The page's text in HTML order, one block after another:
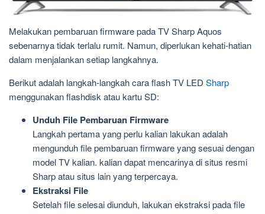
Melakukan pembaruan firmware pada TV Sharp Aquos
sebenarnya tidak terlalu rumit. Namun, diperlukan kehati-hatian
dalam menjalankan setiap langkahnya.
Berikut adalah langkah-langkah cara flash TV LED Sharp
menggunakan flashdisk atau kartu SD:
Unduh File Pembaruan Firmware
Langkah pertama yang perlu kalian lakukan adalah
mengunduh file pembaruan firmware yang sesuai dengan
model TV kalian. kalian dapat mencarinya di situs resmi
Sharp atau situs lain yang terpercaya.
Ekstraksi File
Setelah file selesai diunduh, lakukan ekstraksi pada file